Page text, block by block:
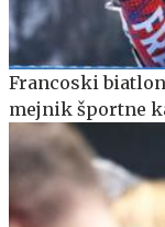
Francoski
mejnik športne